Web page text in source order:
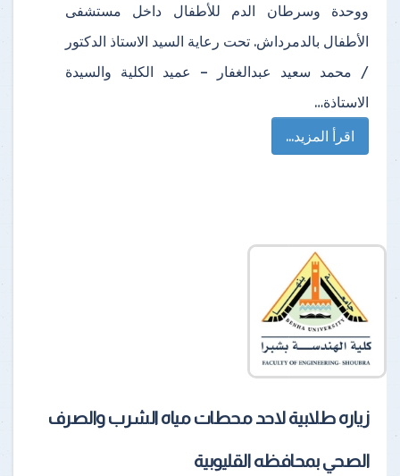
ووحدة وسرطان الدم للأطفال داخل مستشفى
الأطفال بالدمرداش. تحت رعاية السيد الاستاذ الدكتور
/ محمد سعيد عبدالغفار – عميد الكلية والسيدة
الاستاذة…
اقرأ المزيد...
زياره طلابية لاحد محطات مياه الشرب والصرف
الصحي بمحافظه القليوبية